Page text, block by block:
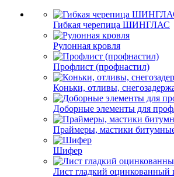
Гибкая черепица ШИНГЛАС
Рулонная кровля
Профлист (профнастил)
Коньки, отливы,
Доборные элементы для
Праймеры, мастики
Шифер
Лист гладкий оцинкованный